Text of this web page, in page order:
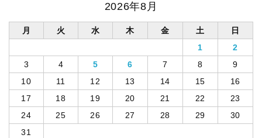
2026年8月
月 火 水 木 金 土
日
1
2
3
4 5 6 7 8
9
10
11 12 13 14 15
16
17
18 19 20 21 22
23
24
25 26 27 28 29
30
31